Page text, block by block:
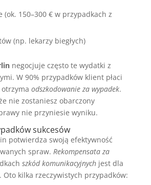
(ok. 150–300 € w przypadkach z
(np. lekarzy biegłych)
negocjuje często te wydatki z
W 90% przypadków klient płaci
odszkodowanie za wypadek.
nie zostaniesz obarczony
nie przyniesie wyniku.
sukcesów
potwierdza swoją efektywność
spraw. Rekompensata za
szkód komunikacyjnychjest dla
kilka rzeczywistych przypadków: